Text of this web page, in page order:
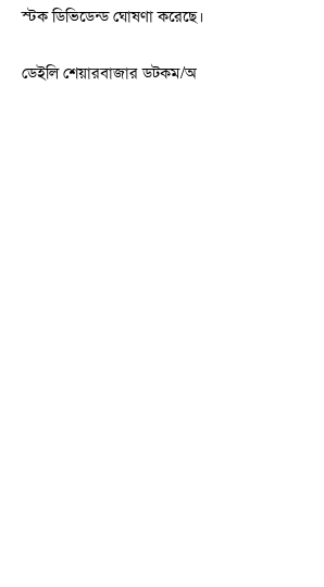
স্টক ডিভিডেন্ড ঘোষণা করেছে।
ডেইলি শেয়ারবাজার ডটকম/অ